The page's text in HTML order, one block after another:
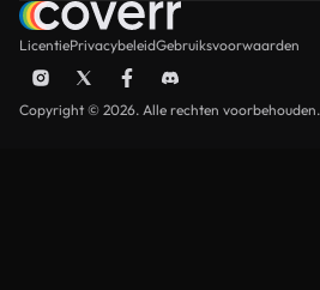
LicentiePrivacybeleidGebruiksvoorwaarden
Copyright © 2026. Alle rechten voorbehouden.